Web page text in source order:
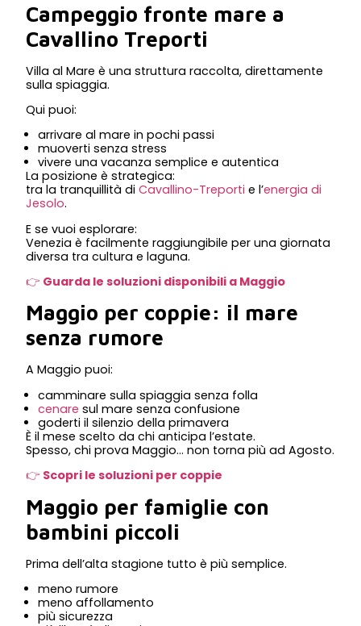
Campeggio fronte mare a
Cavallino Treporti
Villa al Mare è una struttura raccolta, direttamente
sulla spiaggia.
Qui puoi:
arrivare al mare in pochi passi
muoverti senza stress
vivere una vacanza semplice e autentica
La posizione è strategica:
tra la tranquillità diCavallino-Treporti e l’energia di
Jesolo.
E se vuoi esplorare:
Venezia è facilmente raggiungibile per una giornata
diversa tra cultura e laguna.
👉 Guarda le soluzioni disponibili a Maggio
Maggio per coppie: il mare
senza rumore
A Maggio puoi:
camminare sulla spiaggia senza folla
cenare sul mare senza confusione
goderti il silenzio della primavera
È il mese scelto da chi anticipa l’estate.
Spesso, chi prova Maggio… non torna più ad Agosto.
👉 Scopri le soluzioni per coppie
Maggio per famiglie con
bambini piccoli
Prima dell’alta stagione tutto è più semplice.
meno rumore
meno affollamento
più sicurezza